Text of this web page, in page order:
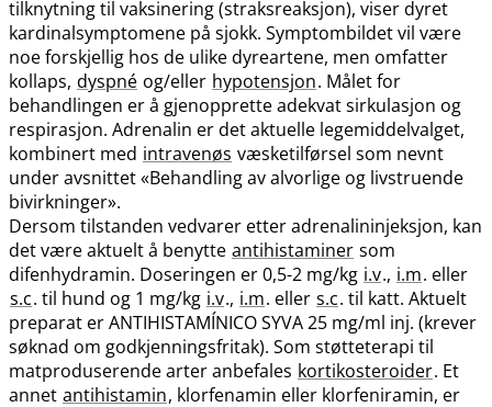
tilknytning til vaksinering (straksreaksjon), viser dyret
kardinalsymptomene på sjokk. Symptombildet vil være
noe forskjellig hos de ulike dyreartene, men omfatter
kollaps, dyspné og​/​eller hypotensjon. Målet for
behandlingen er å gjenopprette adekvat sirkulasjon og
respirasjon. Adrenalin er det aktuelle legemiddelvalget,
kombinert med intravenøs væsketilførsel som nevnt
under avsnittet «Behandling av alvorlige og livstruende
bivirkninger».
Dersom tilstanden vedvarer etter adrenalininjeksjon, kan
det være aktuelt å benytte antihistaminer som
difenhydramin. Doseringen er 0,5-2 mg/kg i.v., i.m. eller
s.c. til hund og 1 mg/kg i.v., i.m. eller s.c. til katt. Aktuelt
preparat er ANTIHISTAMÍNICO SYVA 25 mg/ml inj. (krever
søknad om godkjenningsfritak). Som støtteterapi til
matproduserende arter anbefales kortikosteroider. Et
annet antihistamin, klorfenamin eller klorfeniramin, er